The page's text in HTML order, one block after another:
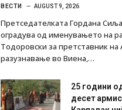
ВЕСТИ AUGUST 9, 2026
Претседателката Гордана
оградува од именувањето на
Тодоровски за претставник на
разузнавање во Виена,…
25 години
десет